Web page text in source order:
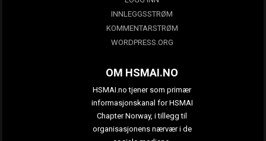
INNLEGGSSTRØM
KOMMENTARSTRØM
WORDPRESS.ORG
OM HSMAI.NO
HSMAI.no tjener som primær
informasjonskanal for HSMAI
Chapter Norway, i tillegg til
organisasjonens nærvær i de